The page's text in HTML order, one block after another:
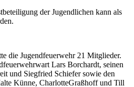
der Jugendlichen kann als
die Jugendfeuerwehr 21 Mitglieder.
Lars Borchardt, seinen
und Siegfried Schiefer sowie den
Künne, CharlotteGraßhoff und Till